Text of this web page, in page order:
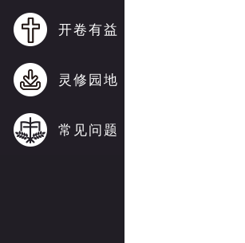
开卷有益
灵修园地
常见问题